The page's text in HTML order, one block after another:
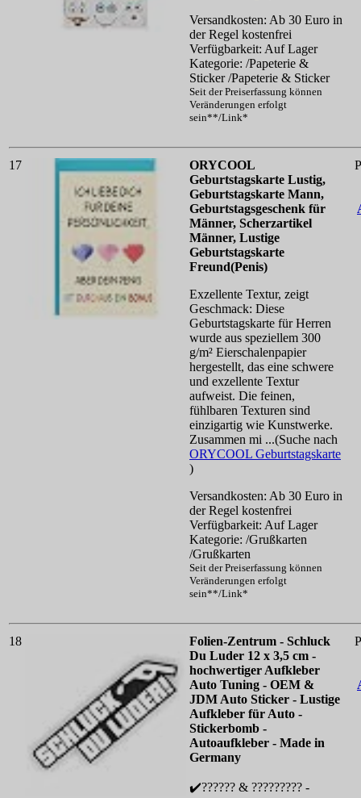
Versandkosten: Ab 30 Euro in
der Regel kostenfrei
Verfügbarkeit: Auf Lager
Kategorie: /Papeterie &
Sticker /Papeterie & Sticker
Seit der Preiserfassung können
Veränderungen erfolgt
sein**/Link*
17
ORYCOOL
Geburtstagskarte Lustig,
Geburtstagskarte Mann,
Geburtstagsgeschenk für
Männer, Scherzartikel
Männer, Lustige
Geburtstagskarte
Freund(Penis)
Exzellente Textur, zeigt
Geschmack: Diese
Geburtstagskarte für Herren
wurde aus speziellem 300
g/m² Eierschalenpapier
hergestellt, das eine schwere
und exzellente Textur
aufweist. Die feinen,
fühlbaren Texturen sind
einzigartig wie Kunstwerke.
Zusammen mi ...(Suche nach
ORYCOOL Geburtstagskarte
)
Versandkosten: Ab 30 Euro in
der Regel kostenfrei
Verfügbarkeit: Auf Lager
Kategorie: /Grußkarten
/Grußkarten
Seit der Preiserfassung können
Veränderungen erfolgt
sein**/Link*
18
Folien-Zentrum - Schluck
Du Luder 12 x 3,5 cm -
hochwertiger Aufkleber
Auto Tuning - OEM &
JDM Auto Sticker - Lustige
Aufkleber für Auto -
Stickerbomb -
Autoaufkleber - Made in
Germany
✔️?????? & ????????? -